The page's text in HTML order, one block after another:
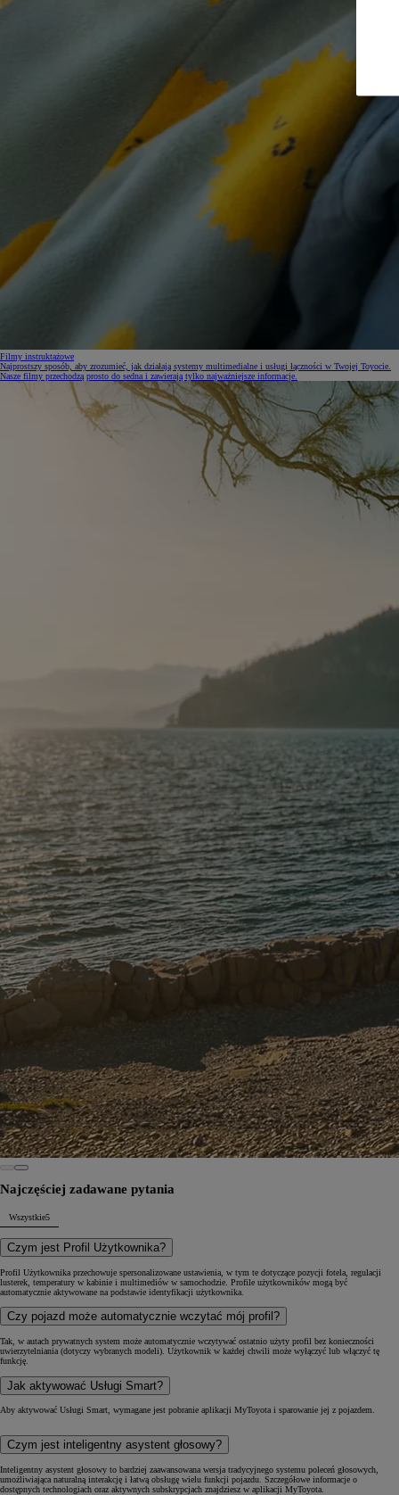
Filmy instruktażowe
Najprostszy sposób, aby zrozumieć, jak działają systemy multimedialne i usługi łączności w Twojej Toyocie.
Nasze filmy przechodzą prosto do sedna i zawierają tylko najważniejsze informacje.
Najczęściej zadawane pytania
Wszystkie5
Czym jest Profil Użytkownika?
Profil Użytkownika przechowuje spersonalizowane ustawienia, w tym te dotyczące pozycji fotela, regulacji
lusterek, temperatury w kabinie i multimediów w samochodzie. Profile użytkowników mogą być
automatycznie aktywowane na podstawie identyfikacji użytkownika.
Czy pojazd może automatycznie wczytać mój profil?
Tak, w autach prywatnych system może automatycznie wczytywać ostatnio użyty profil bez konieczności
uwierzytelniania (dotyczy wybranych modeli). Użytkownik w każdej chwili może wyłączyć lub włączyć tę
funkcję.
Jak aktywować Usługi Smart?
Aby aktywować Usługi Smart, wymagane jest pobranie aplikacji MyToyota i sparowanie jej z pojazdem.
Czym jest inteligentny asystent głosowy?
Inteligentny asystent głosowy to bardziej zaawansowana wersja tradycyjnego systemu poleceń głosowych,
umożliwiająca naturalną interakcję i łatwą obsługę wielu funkcji pojazdu. Szczegółowe informacje o
dostępnych technologiach oraz aktywnych subskrypcjach znajdziesz w aplikacji MyToyota.